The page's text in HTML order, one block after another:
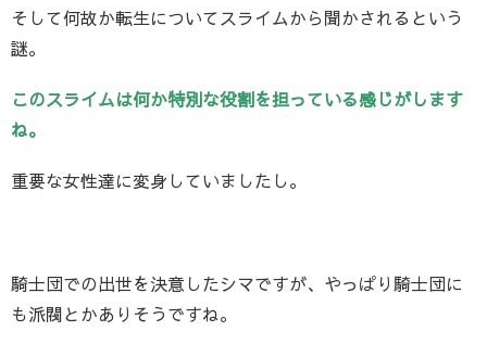
そして何故か転生についてスライムから聞かされるという
謎。
このスライムは何か特別な役割を担っている感じがします
ね。
重要な女性達に変身していましたし。
騎士団での出世を決意したシマですが、やっぱり騎士団に
も派閥とかありそうですね。